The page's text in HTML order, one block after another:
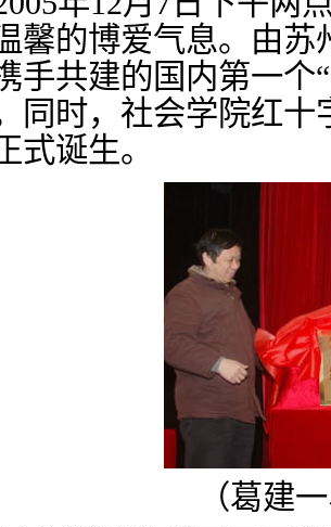
馨的博爱气息。由苏
手共建的国内第一个
同时，社会学院红
式诞生。
（葛建